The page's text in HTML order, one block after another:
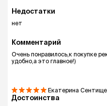
Недостатки
нет
Комментарий
Очень понравилось,к покупке
удобно,а это главное!)
Екатерина
Достоинства